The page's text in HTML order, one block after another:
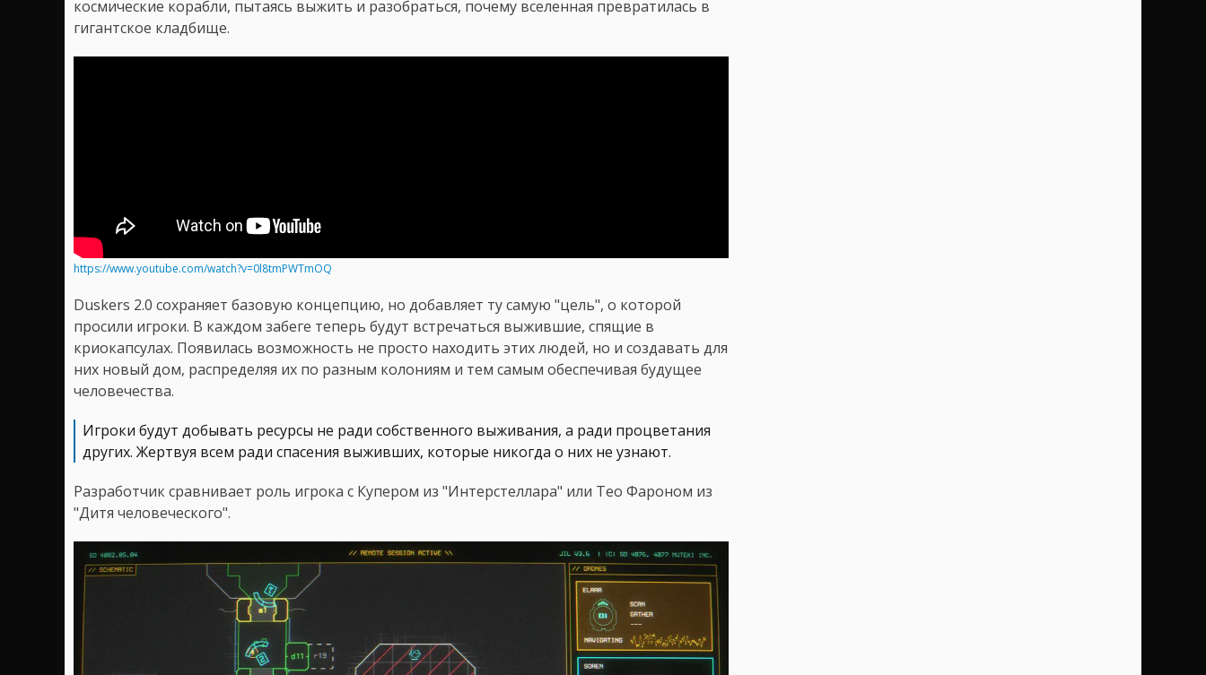
космические корабли, пытаясь выжить и разобраться, почему вселенная превратилась в
гигантское кладбище.
https://www.youtube.com/watch?v=0l8tmPWTmOQ
Duskers 2.0 сохраняет базовую концепцию, но добавляет ту самую "цель", о которой
просили игроки. В каждом забеге теперь будут встречаться выжившие, спящие в
криокапсулах. Появилась возможность не просто находить этих людей, но и создавать для
них новый дом, распределяя их по разным колониям и тем самым обеспечивая будущее
человечества.
Игроки будут добывать ресурсы не ради собственного выживания, а ради процветания
других. Жертвуя всем ради спасения выживших, которые никогда о них не узнают.
Разработчик сравнивает роль игрока с Купером из "Интерстеллара" или Тео Фароном из
"Дитя человеческого".